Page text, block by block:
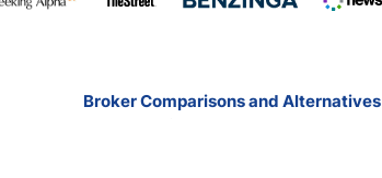
Broker Comparisons and Alternatives